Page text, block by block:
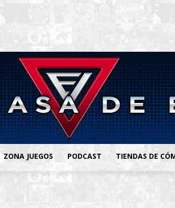
ZONA JUEGOS PODCAST TIENDAS DE